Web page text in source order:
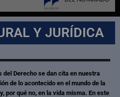
Y JURÍDICA
Derecho se dan cita en nuestra
de lo acontecido en el mundo de la
por qué no, en la vida misma. En este